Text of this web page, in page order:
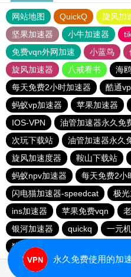
网站地图 QuickQ 旋风加
坚果加速器
小牛加速器
免费vqn外网加速
小蓝鸟
旋风加速器
八戒看书 海
每天免费2小时加速器
酷通
蚂蚁vp加速器
苹果加速器
IOS-VPN
油管加速器永久免
次玩下载站
油管加速器永久
旋风加速度器
鞍山下载站
蚂蚁npv加速器
每天免费2小
闪电猫加速器-speedcat
极
ins加速器
苹果免费vqn
银河加速器
quickq 一元
猎豹加速器
永久免费使用的加